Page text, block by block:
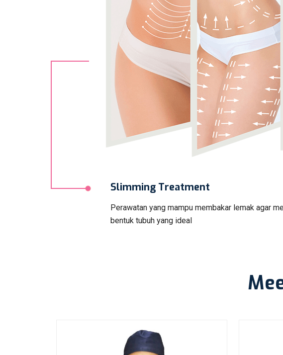
Slimming Treatment
Perawatan yang mampu membakar lemak agar
bentuk tubuh yang ideal